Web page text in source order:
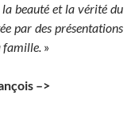
la beauté et la vérité du
par des présentations
famille. »
–>